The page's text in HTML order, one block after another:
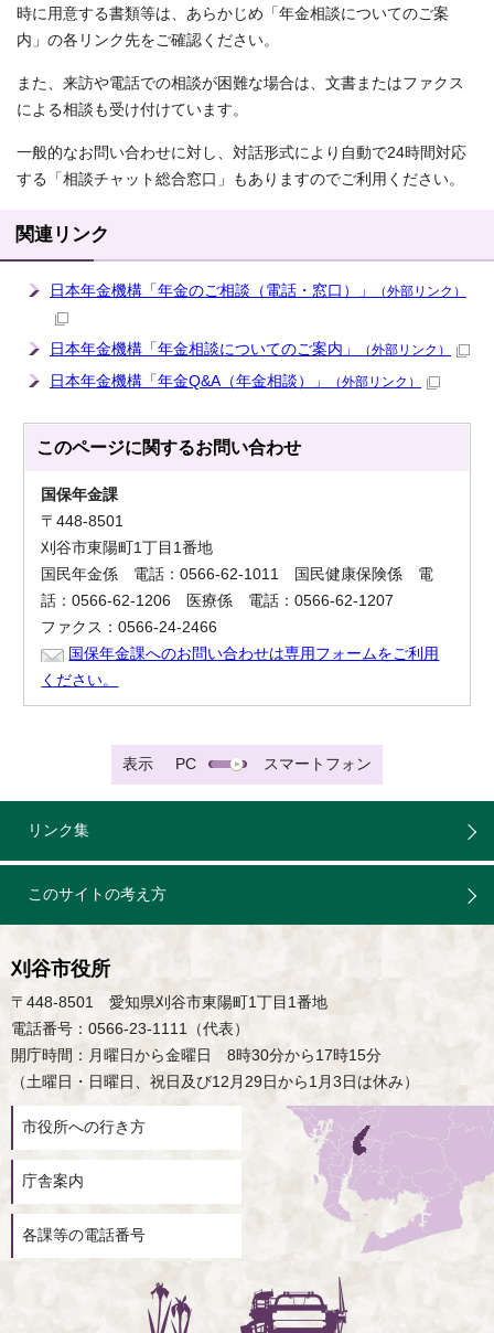
時に用意する書類等は、あらかじめ「年金相談についてのご案
内」の各リンク先をご確認ください。
また、来訪や電話での相談が困難な場合は、文書またはファクス
による相談も受け付けています。
一般的なお問い合わせに対し、対話形式により自動で24時間対応
する「相談チャット総合窓口」もありますのでご利用ください。
関連リンク
日本年金機構「年金のご相談（電話・窓口）」 （外部リンク）
日本年金機構「年金相談についてのご案内」 （外部リンク）
日本年金機構「年金Q&A（年金相談）」 （外部リンク）
このページに関するお問い合わせ
国保年金課
〒448-8501
刈谷市東陽町1丁目1番地
国民年金係 電話：0566-62-1011 国民健康保険係 電
話：0566-62-1206 医療係 電話：0566-62-1207
ファクス：0566-24-2466
国保年金課へのお問い合わせは専用フォームをご利用
ください。
表示 PC スマートフォン
リンク集
このサイトの考え方
刈谷市役所
〒448-8501 愛知県刈谷市東陽町1丁目1番地
電話番号：0566-23-1111（代表）
開庁時間：月曜日から金曜日 8時30分から17時15分
（土曜日・日曜日、祝日及び12月29日から1月3日は休み）
市役所への行き方
庁舎案内
各課等の電話番号